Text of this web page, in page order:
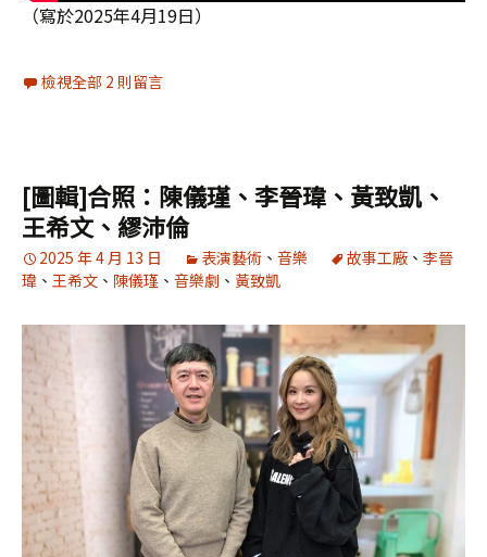
（寫於2025年4月19日）
檢視全部 2 則留言
[圖輯]合照：陳儀瑾、李晉瑋、黃致凱、
王希文、繆沛倫
2025 年 4 月 13 日 表演藝術 、 音樂 故事工廠 、 李晉
瑋 、 王希文 、 陳儀瑾 、 音樂劇 、 黃致凱